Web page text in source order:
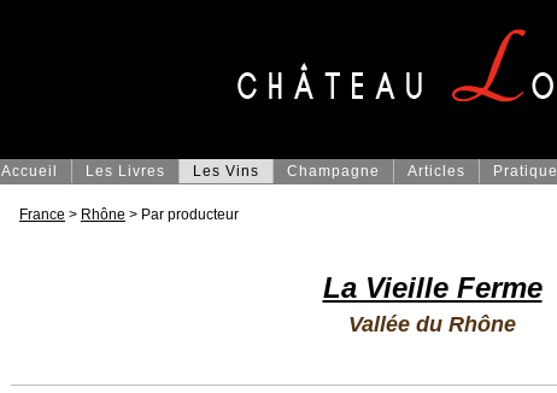
Accueil Les Livres Les Vins Champagne Articles Pratique
France > Rhône > Par producteur
La Vieille Ferme
Vallée du Rhône